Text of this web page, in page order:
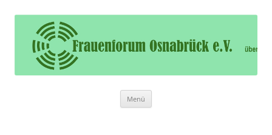
Frauenforum Osnabrück e.V.
Frauenforum Osnabrück – Wir öffnen Ihnen die Tür
Menü